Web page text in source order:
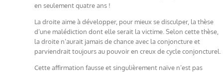
en seulement quatre ans !
La droite aime à développer, pour mieux se disculper, la thèse
d’une malédiction dont elle serait la victime. Selon cette thèse,
la droite n’aurait jamais de chance avec la conjoncture et
parviendrait toujours au pouvoir en creux de cycle conjoncturel.
Cette affirmation fausse et singulièrement naïve n’est pas